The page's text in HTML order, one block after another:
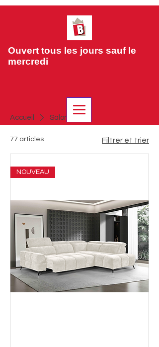
Ouvert tous les jours sauf le
mercredi
Accueil Salons
77 articles Filtrer et trier
NOUVEAU